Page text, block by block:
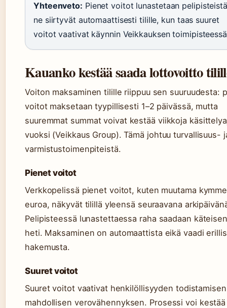
Yhteenveto: Pienet voitot lunastetaan
ne siirtyvät automaattisesti tilille, kun taas suuret
voitot vaativat käynnin Veikkauksen
Kauanko kestää saada lottovoitto
Voiton maksaminen tilille riippuu sen suuruudesta:
voitot maksetaan tyypillisesti 1–2 päivässä, mutta
suuremmat summat voivat kestää viikkoja
vuoksi (Veikkaus Group). Tämä johtuu turvallisuus-
varmistustoimenpiteistä.
Pienet voitot
Verkkopelissä pienet voitot, kuten muutama
euroa, näkyvät tilillä yleensä seuraavana
Pelipisteessä lunastettaessa raha saadaan
heti. Maksaminen on automaattista eikä vaadi
hakemusta.
Suuret voitot
Suuret voitot vaativat henkilöllisyyden
mahdollisen verovähennyksen. Prosessi voi kestää